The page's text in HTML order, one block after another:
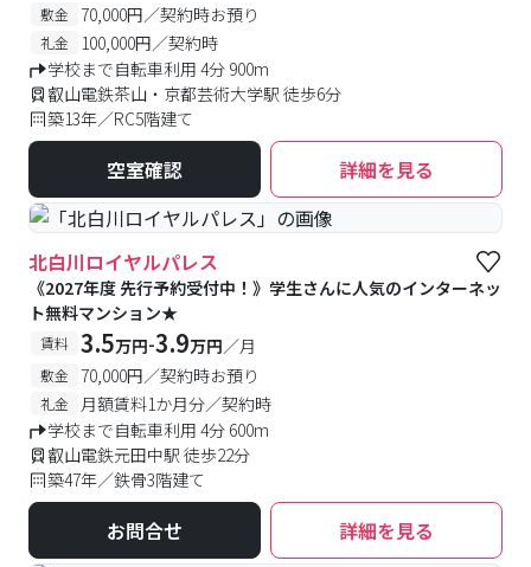
敷金 70,000円／契約時お預り
礼金
100,000円／契約時
学校まで自転車利用 4分 900m
叡山電鉄茶山・京都芸術大学駅 徒歩6分
築13年／RC5階建て
空室確認 詳細を見る
北白川ロイヤルパレス
《2027年度 先行予約受付中！》学生さんに人気のインターネッ
ト無料マンション★
賃料 3.5万円-3.9万円／月
敷金 70,000円／契約時お預り
礼金
月額賃料1か月分／契約時
学校まで自転車利用 4分 600m
叡山電鉄元田中駅 徒歩22分
築47年／鉄骨3階建て
お問合せ 詳細を見る